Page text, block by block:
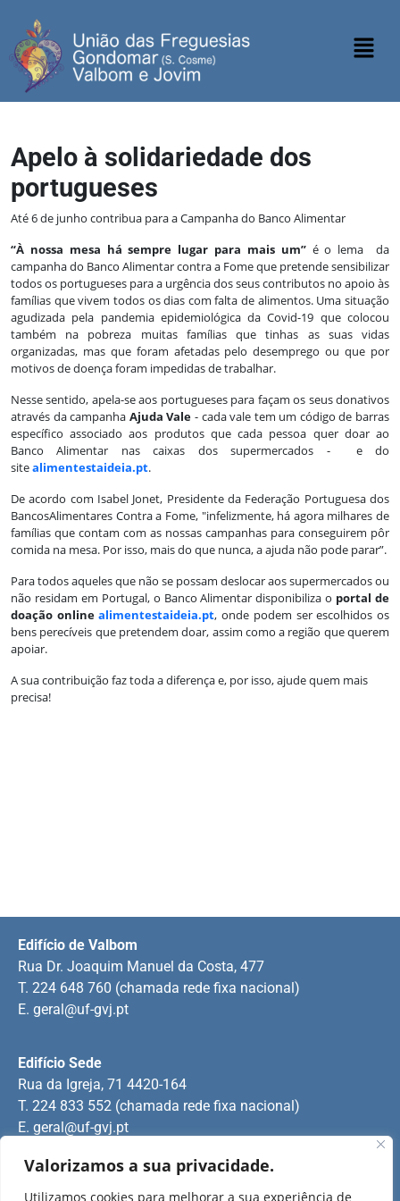
Valorizamos a sua privacidade.
Utilizamos cookies para melhorar a sua experiência de
Apelo à solidariedade dos
portugueses
Até 6 de junho contribua para a Campanha do Banco Alimentar
“À nossa mesa há sempre lugar para mais um” é o lema da
campanha do Banco Alimentar contra a Fome que pretende sensibilizar
todos os portugueses para a urgência dos seus contributos no apoio às
famílias que vivem todos os dias com falta de alimentos. Uma situação
agudizada pela pandemia epidemiológica da Covid-19 que colocou
também na pobreza muitas famílias que tinhas as suas vidas
organizadas, mas que foram afetadas pelo desemprego ou que por
motivos de doença foram impedidas de trabalhar.
Nesse sentido, apela-se aos portugueses para façam os seus donativos
através da campanha Ajuda Vale - cada vale tem um código de barras
específico associado aos produtos que cada pessoa quer doar ao
Banco Alimentar nas caixas dos supermercados - e do
sitealimentestaideia.pt.
De acordo com Isabel Jonet, Presidente da Federação Portuguesa dos
BancosAlimentares Contra a Fome, "infelizmente, há agora milhares de
famílias que contam com as nossas campanhas para conseguirem pôr
comida na mesa. Por isso, mais do que nunca, a ajuda não pode parar”.
Para todos aqueles que não se possam deslocar aos supermercados ou
não residam em Portugal, o Banco Alimentar disponibiliza o portal de
doação online alimentestaideia.pt, onde podem ser escolhidos os
bens perecíveis que pretendem doar, assim como a região que querem
apoiar.
A sua contribuição faz toda a diferença e, por isso, ajude quem mais
precisa!
Edifício Sede
Rua da Igreja, 71 4420-164
T. 224 833 552 (chamada rede fixa nacional)
E. geral@uf-gvj.pt
Edifício de Valbom
Rua Dr. Joaquim Manuel da Costa, 477
T. 224 648 760 (chamada rede fixa nacional)
E. geral@uf-gvj.pt